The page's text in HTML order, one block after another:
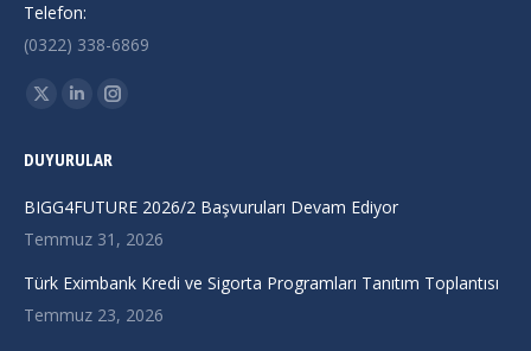
Telefon:
(0322) 338-6869
Find us on:
X
opens
in
Linkedin
opens
in
new
Instagram
opens
in
new
DUYURULAR
BIGG4FUTURE 2026/2 Başvuruları Devam Ediyor
Temmuz 31, 2026
Türk Eximbank Kredi ve Sigorta Programları Tanıtım Toplantısı
Temmuz 23, 2026